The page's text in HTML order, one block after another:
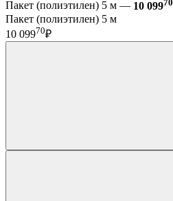
Пакет (полиэтилен) 5 м — 10 099
Пакет (полиэтилен) 5 м
10 09970₽